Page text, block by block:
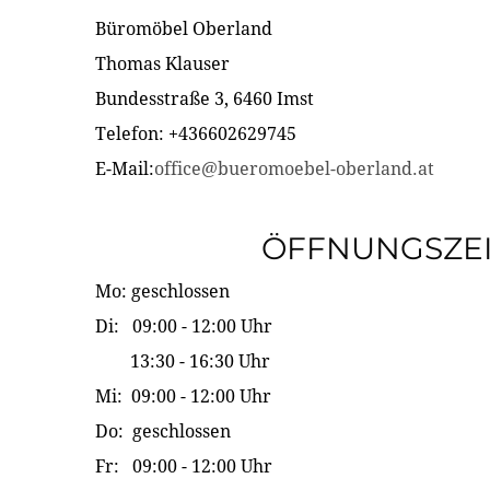
Büromöbel Oberland
Thomas Klauser
Bundesstraße 3, 6460 Imst
Telefon: +436602629745
E-Mail:office@bueromoebel-oberland.at
Mo: geschlossen
Di: 09:00 - 12:00 Uhr
13:30 - 16:30 Uhr
Mi: 09:00 - 12:00 Uhr
Do: geschlossen
Fr: 09:00 - 12:00 Uhr